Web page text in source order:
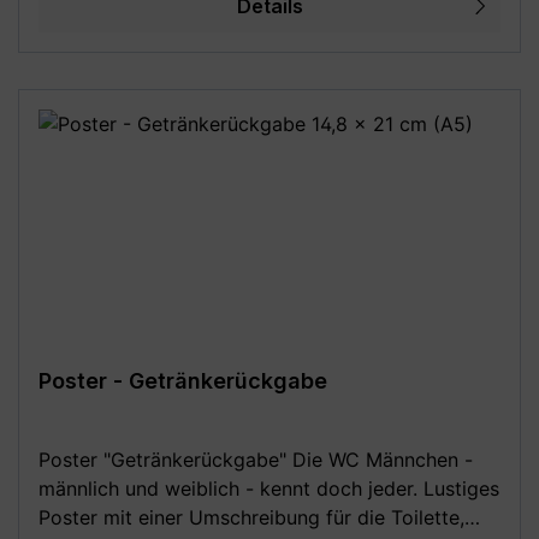
Artikelbild möglich!**
Details
Poster - Getränkerückgabe
Poster "Getränkerückgabe" Die WC Männchen -
männlich und weiblich - kennt doch jeder. Lustiges
Poster mit einer Umschreibung für die Toilette,